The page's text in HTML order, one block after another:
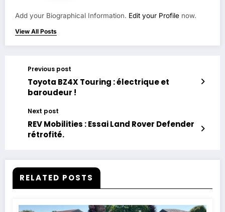
Add your Biographical Information. Edit your Profile now.
View All Posts
Previous post
Toyota BZ4X Touring : électrique et
baroudeur !
Next post
REV Mobilities : Essai Land Rover Defender
rétrofité.
RELATED POSTS